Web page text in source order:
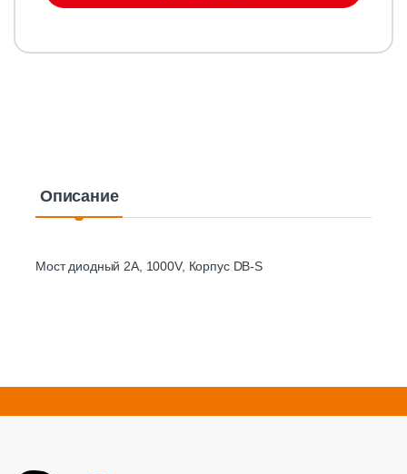
Описание
Мост диодный 2A, 1000V, Корпус DB-S